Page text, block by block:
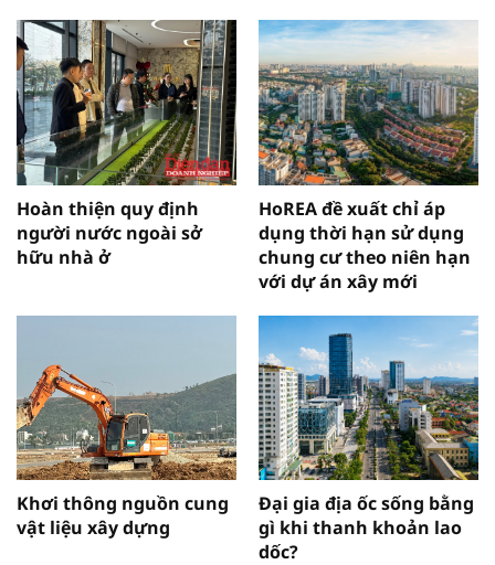
Hoàn thiện quy định
người nước ngoài sở
hữu nhà ở
HoREA đề xuất chỉ áp
dụng thời hạn sử dụng
chung cư theo niên hạn
với dự án xây mới
Khơi thông nguồn cung
vật liệu xây dựng
Đại gia địa ốc sống bằng
gì khi thanh khoản lao
dốc?